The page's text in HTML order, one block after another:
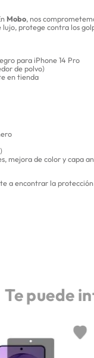
Mobo, nos
protege contra los
para iPhone 14 Pro
de polvo)
en tienda
mejora de color y capa
a encontrar la
Te puede